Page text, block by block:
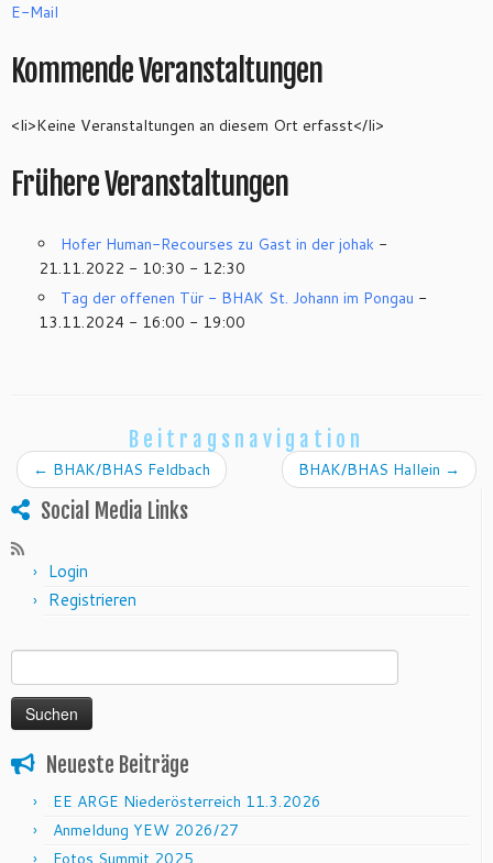
E-Mail
Kommende Veranstaltungen
<li>Keine Veranstaltungen an diesem Ort erfasst</li>
Frühere Veranstaltungen
Hofer Human-Recourses zu Gast in der johak -
21.11.2022 - 10:30 - 12:30
Tag der offenen Tür - BHAK St. Johann im Pongau -
13.11.2024 - 16:00 - 19:00
Beitragsnavigation
← BHAK/BHAS Feldbach BHAK/BHAS Hallein →
Social Media Links
Login
Registrieren
Neueste Beiträge
EE ARGE Niederösterreich 11.3.2026
Anmeldung YEW 2026/27
Fotos Summit 2025